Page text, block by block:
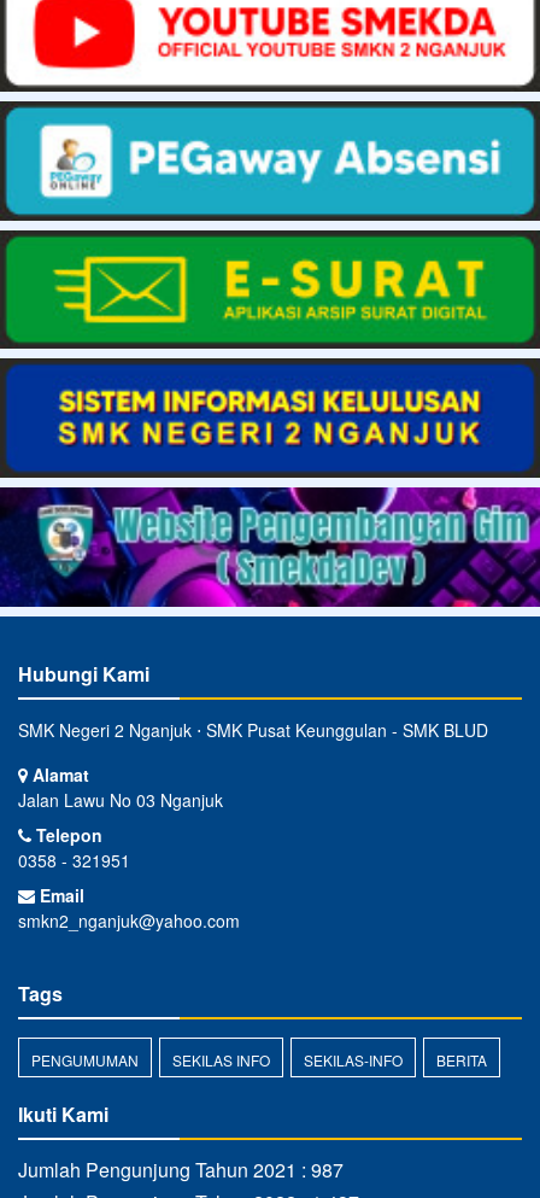
Hubungi Kami
SMK Negeri 2 Nganjuk ⋅ SMK Pusat Keunggulan - SMK BLUD
Alamat
Jalan Lawu No 03 Nganjuk
Telepon
0358 - 321951
Email
smkn2_nganjuk@yahoo.com
Tags
PENGUMUMAN SEKILAS INFO SEKILAS-INFO BERITA
Ikuti Kami
Jumlah Pengunjung Tahun 2021 : 987